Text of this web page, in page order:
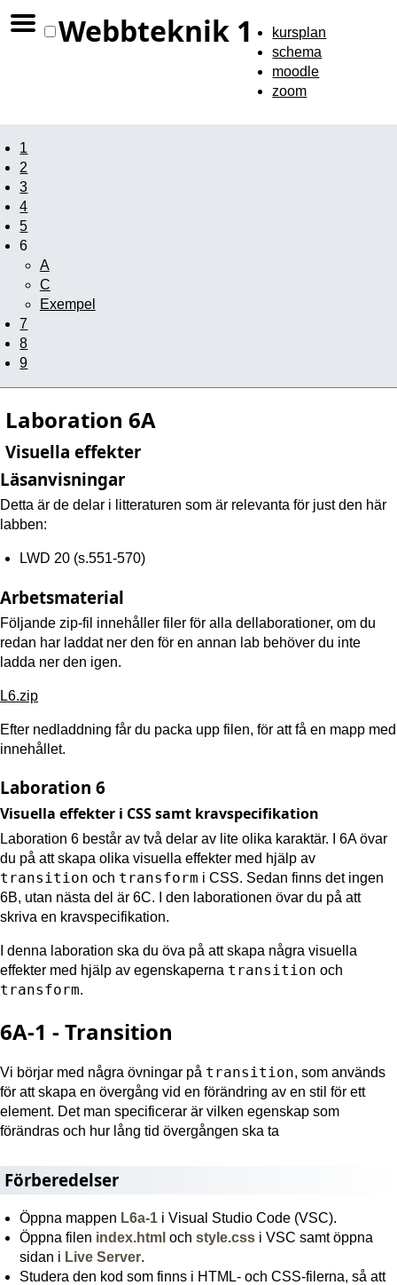
Webbteknik 1
kursplan
schema
moodle
zoom
1
2
3
4
5
6
A
C
Exempel
7
8
9
Laboration 6A
Visuella effekter
Läsanvisningar
Detta är de delar i litteraturen som är relevanta för just den här
labben:
LWD 20 (s.551-570)
Arbetsmaterial
Följande zip-fil innehåller filer för alla dellaborationer, om du
redan har laddat ner den för en annan lab behöver du inte
ladda ner den igen.
L6.zip
Efter nedladdning får du packa upp filen, för att få en mapp med
innehållet.
Laboration 6
Visuella effekter i CSS samt kravspecifikation
Laboration 6 består av två delar av lite olika karaktär. I 6A övar
du på att skapa olika visuella effekter med hjälp av
transition och transform i CSS. Sedan finns det ingen
6B, utan nästa del är 6C. I den laborationen övar du på att
skriva en kravspecifikation.
I denna laboration ska du öva på att skapa några visuella
effekter med hjälp av egenskaperna transition och
transform.
6A-1 - Transition
Vi börjar med några övningar på transition, som används
för att skapa en övergång vid en förändring av en stil för ett
element. Det man specificerar är vilken egenskap som
förändras och hur lång tid övergången ska ta
Förberedelser
Öppna mappen L6a-1 i Visual Studio Code (VSC).
Öppna filen index.html ochstyle.css i VSC samt öppna
sidan i Live Server.
Studera den kod som finns i HTML- och CSS-filerna, så att